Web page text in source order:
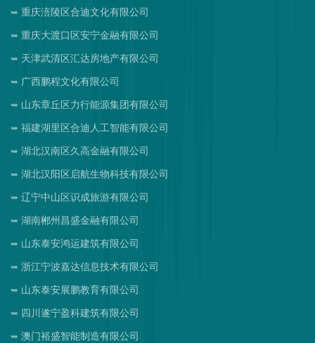
重庆涪陵区合迪文化有限公司
重庆大渡口区安宁金融有限公司
天津武清区汇达房地产有限公司
广西鹏程文化有限公司
山东章丘区力行能源集团有限公司
福建湖里区合迪人工智能有限公司
湖北汉南区久高金融有限公司
湖北汉阳区启航生物科技有限公司
辽宁中山区识成旅游有限公司
湖南郴州昌盛金融有限公司
山东泰安鸿运建筑有限公司
浙江宁波嘉达信息技术有限公司
山东泰安展鹏教育有限公司
四川遂宁盈科建筑有限公司
澳门裕盛智能制造有限公司